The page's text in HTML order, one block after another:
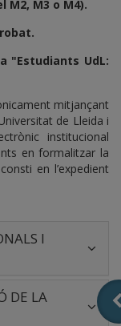
M3 o M4).
"Estudiants UdL:
mitjançant
de Lleida i
institucional
en formalitzar la
en l’expedient
I
DE LA